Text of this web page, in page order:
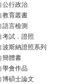
公行政治
教育叢書
語言檢測
考試．證照
波斯納證照系列
簡體書
學會作品
博碩士論文